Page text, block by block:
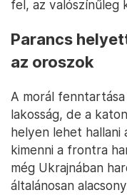
fel, az valószínűleg
Parancs
az oroszok
A morál
lakosság, de a
helyen lehet hallani
kimenni a frontra
még Ukrajnában
általánosan